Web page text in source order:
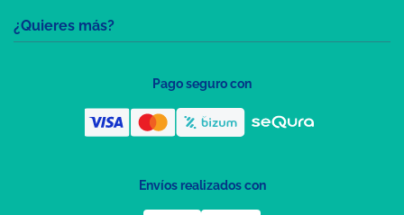
¿Quieres más?
Pago seguro con
Envíos realizados con